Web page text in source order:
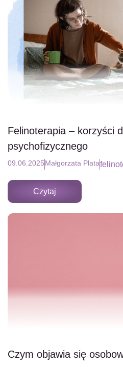
Felinoterapia – korzyści
psychofizycznego
09.06.2025Małgorzata Plata
Czytaj
Czym objawia się